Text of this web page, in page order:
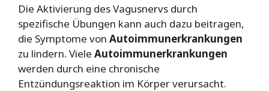
Die Aktivierung des Vagusnervs durch
spezifische Übungen kann auch dazu beitragen,
die Symptome von Autoimmunerkrankungen
zu lindern. Viele Autoimmunerkrankungen
werden durch eine chronische
Entzündungsreaktion im Körper verursacht.